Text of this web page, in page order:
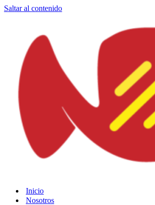
Saltar al contenido
Inicio
Nosotros